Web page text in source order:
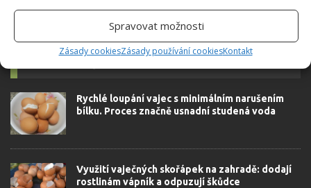
Spravovat možnosti
Zásady cookiesZásady používání cookiesKontakt
Rychlé loupání vajec s minimálním narušením
bílku. Proces značně usnadní studená voda
Využití vaječných skořápek na zahradě: dodají
rostlinám vápník a odpuzují škůdce